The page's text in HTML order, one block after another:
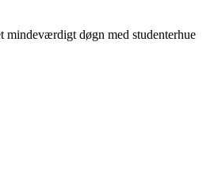
mindeværdigt døgn med studenterhue